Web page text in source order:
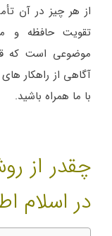
از هر چیز در آن
تقویت حافظه و
موضوعی است که
آگاهی از راهکار
با ما همراه باشید.
چقدر از
در اسلام